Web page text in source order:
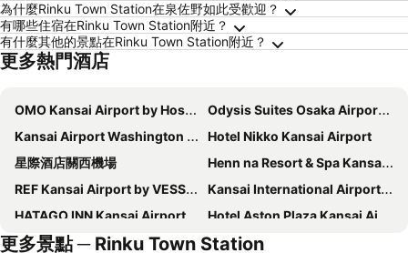
為什麼Rinku Town Station在泉佐野如此受歡迎？
有哪些住宿在Rinku Town Station附近？
有什麼其他的景點在Rinku Town Station附近？
更多熱門酒店
OMO Kansai Airport by Hoshino Resorts
Odysis Suites Osaka Airport Hotel
Kansai Airport Washington Hotel
Hotel Nikko Kansai Airport
星際酒店關西機場
Henn na Resort & Spa Kansai Airport
REF Kansai Airport by VESSEL HOTELS
Kansai International Airport Hotel 11
HATAGO INN Kansai Airport
Hotel Aston Plaza Kansai Airport
The Premium Hotel in Rinku
City Hotel Airport in Prince
更多景點 ─ Rinku Town Station